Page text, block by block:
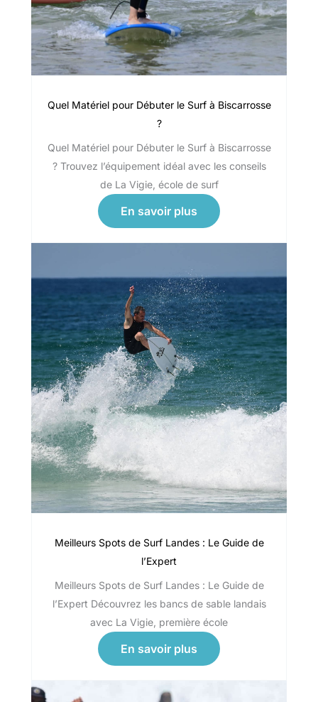
Quel Matériel pour Débuter le Surf à Biscarrosse
?
Quel Matériel pour Débuter le Surf à Biscarrosse
? Trouvez l’équipement idéal avec les conseils
de La Vigie, école de surf
En savoir plus
Meilleurs Spots de Surf Landes : Le Guide de
l’Expert
Meilleurs Spots de Surf Landes : Le Guide de
l’Expert Découvrez les bancs de sable landais
avec La Vigie, première école
En savoir plus